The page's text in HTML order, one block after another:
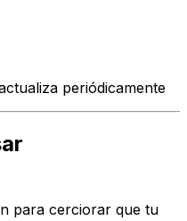
periódicamente
para cerciorar que tu